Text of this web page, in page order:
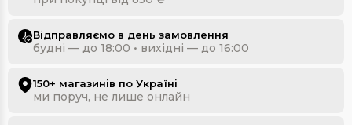
Відправляємо в день замовлення
будні — до 18:00 • вихідні — до 16:00
150+ магазинів по Україні
ми поруч, не лише онлайн